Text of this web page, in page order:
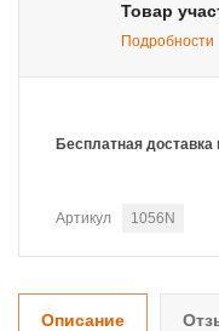
Товар
Подробности
Бесплатная доставка
Артикул 1056N
Описание